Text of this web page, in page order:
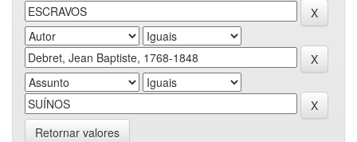
Retornar valores